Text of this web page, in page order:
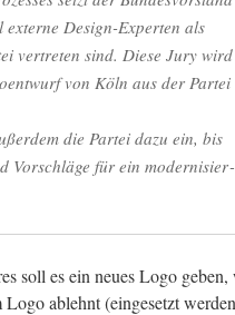
Design-Exper­ten als
ver­tre­ten sind. Die­se Jury wird
von Köln aus der Par­tei
die Par­tei dazu ein, bis
Vor­schlä­ge für ein moder­ni­sier­
soll es ein neu­es Logo
ablehnt (ein­ge­setzt